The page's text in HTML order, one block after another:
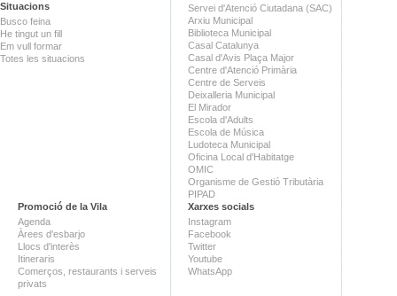
Situacions
Busco feina
He tingut un fill
Em vull formar
Totes les situacions
Servei d'Atenció Ciutadana (SAC)
Arxiu Municipal
Biblioteca Municipal
Casal Catalunya
Casal d'Avis Plaça Major
Centre d'Atenció Primària
Centre de Serveis
Deixalleria Municipal
El Mirador
Escola d'Adults
Escola de Música
Ludoteca Municipal
Oficina Local d'Habitatge
OMIC
Organisme de Gestió Tributària
PIPAD
Promoció de la Vila
Agenda
Àrees d'esbarjo
Llocs d'interès
Itineraris
Comerços, restaurants i serveis
privats
Xarxes socials
Instagram
Facebook
Twitter
Youtube
WhatsApp